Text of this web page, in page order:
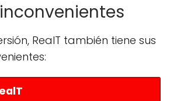
RealT también tiene sus